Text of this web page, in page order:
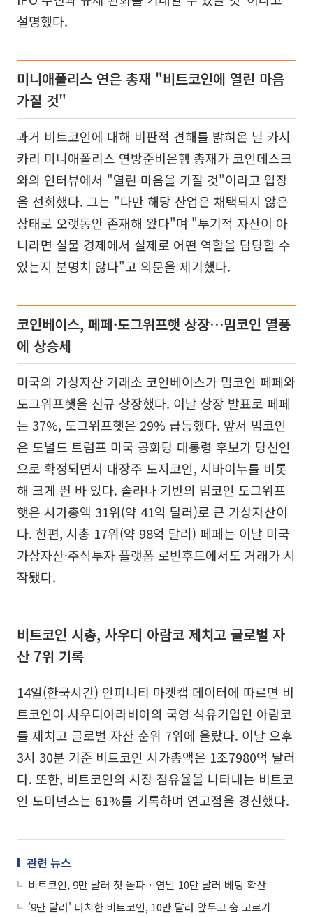
설명했다.
미니애폴리스 연은 총재 "비트코인에 열린 마음
가질 것"
과거 비트코인에 대해 비판적 견해를 밝혀온 닐 카시
카리 미니애폴리스 연방준비은행 총재가 코인데스크
와의 인터뷰에서 "열린 마음을 가질 것"이라고 입장
을 선회했다. 그는 "다만 해당 산업은 채택되지 않은
상태로 오랫동안 존재해 왔다"며 "투기적 자산이 아
니라면 실물 경제에서 실제로 어떤 역할을 담당할 수
있는지 분명치 않다"고 의문을 제기했다.
코인베이스, 페페·도그위프햇 상장…밈코인 열풍
에 상승세
미국의 가상자산 거래소 코인베이스가 밈코인 페페와
도그위프햇을 신규 상장했다. 이날 상장 발표로 페페
는 37%, 도그위프햇은 29% 급등했다. 앞서 밈코인
은 도널드 트럼프 미국 공화당 대통령 후보가 당선인
으로 확정되면서 대장주 도지코인, 시바이누를 비롯
해 크게 뛴 바 있다. 솔라나 기반의 밈코인 도그위프
햇은 시가총액 31위(약 41억 달러)로 큰 가상자산이
다. 한편, 시총 17위(약 98억 달러) 페페는 이날 미국
가상자산·주식투자 플랫폼 로빈후드에서도 거래가 시
작됐다.
비트코인 시총, 사우디 아람코 제치고 글로벌 자
산 7위 기록
14일(한국시간) 인피니티 마켓캡 데이터에 따르면 비
트코인이 사우디아라비아의 국영 석유기업인 아람코
를 제치고 글로벌 자산 순위 7위에 올랐다. 이날 오후
3시 30분 기준 비트코인 시가총액은 1조7980억 달러
다. 또한, 비트코인의 시장 점유율을 나타내는 비트코
인 도미넌스는 61%를 기록하며 연고점을 경신했다.
관련 뉴스
비트코인, 9만 달러 첫 돌파…연말 10만 달러 베팅 확산
'9만 달러' 터치한 비트코인, 10만 달러 앞두고 숨 고르기